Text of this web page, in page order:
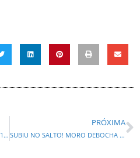
Nota Paraná vai liberar mais de R$ 10,5 milhões em créditos nesta terça-feira
PRÓXIMA
SUBIU NO SALTO! MORO DEBOCHA DOS PRÉ-CANDIDATOS CONCORRENTES EM ENTREVISTA